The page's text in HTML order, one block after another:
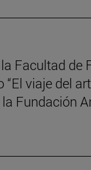
Facultad de
“El viaje del
Fundación